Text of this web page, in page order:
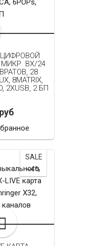
ЦИФРОВОЙ
ВХ/24
28
8MATRIX,
2XUSB, 2 БП
SALE
~4%